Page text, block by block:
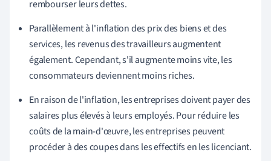
rembourser leurs dettes.
Parallèlement à l'inflation des prix des biens et des
services, les revenus des travailleurs augmentent
également. Cependant, s'il augmente moins vite, les
consommateurs deviennent moins riches.
En raison de l'inflation, les entreprises doivent payer des
salaires plus élevés à leurs employés. Pour réduire les
coûts de la main-d'œuvre, les entreprises peuvent
procéder à des coupes dans les effectifs en les licenciant.